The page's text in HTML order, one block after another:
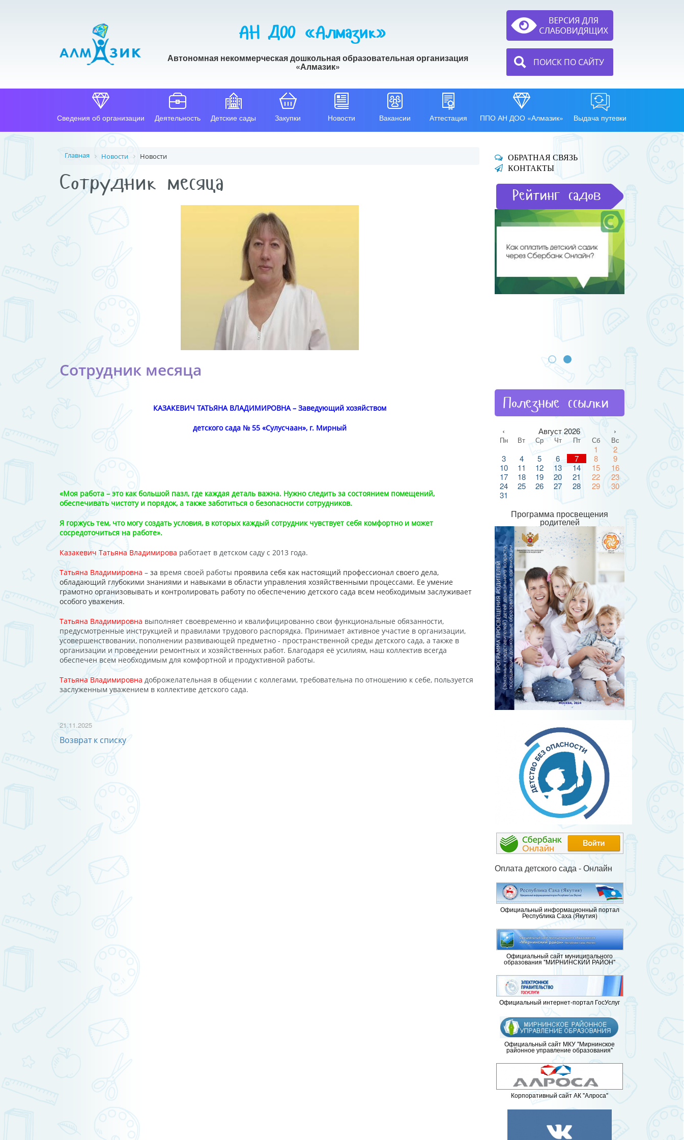
АН ДОО «Алмазик»
Автономная некоммерческая дошкольная образовательная организация
«Алмазик» ПОИСК ПО САЙТУ
Сведения об организации Деятельность Детские сады Закупки Новости Вакансии Аттестация ППО АН ДОО «Алмазик» Выдача путевки
Главная Новости Новости
Сотрудник месяца
Сотрудник месяца
КАЗАКЕВИЧ ТАТЬЯНА ВЛАДИМИРОВНА – Заведующий хозяйством
детского сада № 55 «Сулусчаан», г. Мирный
«Моя работа – это как большой пазл, где каждая деталь важна. Нужно следить за состоянием помещений,
обеспечивать чистоту и порядок, а также заботиться о безопасности сотрудников.
Я горжусь тем, что могу создать условия, в которых каждый сотрудник чувствует себя комфортно и может
сосредоточиться на работе».
Казакевич Татьяна Владимирова работает в детском саду с 2013 года.
Татьяна Владимировна – за время своей работы проявила себя как настоящий профессионал своего дела,
обладающий глубокими знаниями и навыками в области управления хозяйственными процессами. Ее умение
грамотно организовывать и контролировать работу по обеспечению детского сада всем необходимым заслуживает
особого уважения.
Татьяна Владимировна выполняет своевременно и квалифицированно свои функциональные обязанности,
предусмотренные инструкцией и правилами трудового распорядка. Принимает активное участие в организации,
усовершенствовании, пополнении развивающей предметно - пространственной среды детского сада, а также в
организации и проведении ремонтных и хозяйственных работ. Благодаря её усилиям, наш коллектив всегда
обеспечен всем необходимым для комфортной и продуктивной работы.
Татьяна Владимировна доброжелательная в общении с коллегами, требовательна по отношению к себе, пользуется
заслуженным уважением в коллективе детского сада.
21.11.2025
Возврат к списку
ОБРАТНАЯ СВЯЗЬ
КОНТАКТЫ
Рейтинг садов
Полезные ссылки
‹ Август 2026 ›
Пн Вт Ср Чт Пт Сб Вс
1
2
3
4 5 6 7 8
9
10
11 12 13 14 15
16
17
18 19 20 21 22
23
24
25 26 27 28 29
30
31
Программа просвещения
родителей
Оплата детского сада - Онлайн
Официальный информационный портал
Республика Саха (Якутия)
Официальный сайт муниципального
образования "МИРНИНСКИЙ РАЙОН"
Официальный интернет-портал ГосУслуг
Официальный сайт МКУ "Мирнинское
районное управление образования"
Корпоративный сайт АК "Алроса"